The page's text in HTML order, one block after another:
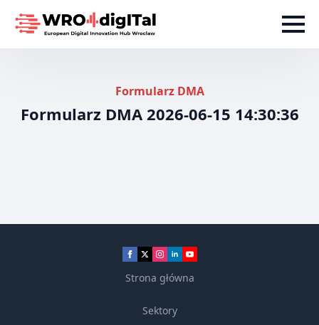
Formularz DMA
Formularz DMA 2026-06-15 14:30:36
Strona główna
Sektory